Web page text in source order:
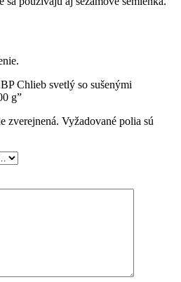
Chlieb svetlý so sušenými
g”
zverejnená. Vyžadované polia sú